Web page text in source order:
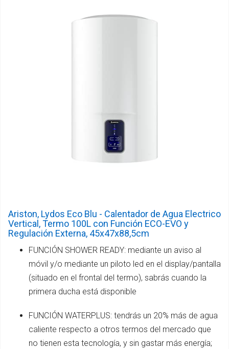
Ariston, Lydos Eco Blu - Calentador de Agua Electrico
Vertical, Termo 100L con Función ECO-EVO y
Regulación Externa, 45x47x88,5cm
FUNCIÓN SHOWER READY: mediante un aviso al
móvil y/o mediante un piloto led en el display/pantalla
(situado en el frontal del termo), sabrás cuando la
primera ducha está disponible
FUNCIÓN WATERPLUS: tendrás un 20% más de agua
caliente respecto a otros termos del mercado que
no tienen esta tecnología, y sin gastar más energía;